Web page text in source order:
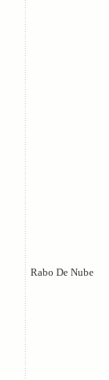
Rabo De Nube